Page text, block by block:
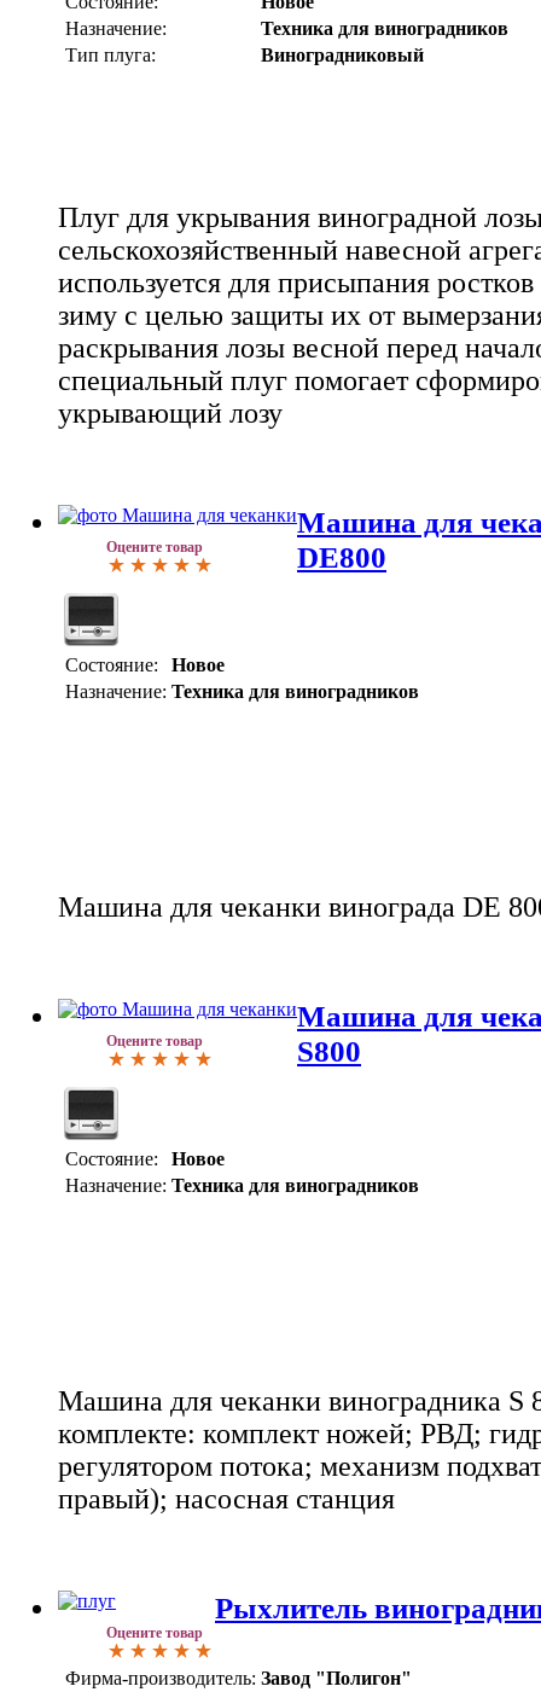
Назначение:
Техника для виноградников
Тип плуга:
Виноградниковый
Плуг для укрывания виноградной
сельскохозяйственный навесной
используется для присыпания
зиму с целью защиты их от
раскрывания лозы весной перед
специальный плуг помогает
укрывающий лозу
Оцените товар
Машина для
DE800
Состояние:
Новое
Назначение: Техника для виноградников
Машина для чеканки винограда DE
Оцените товар
Машина для
S800
Состояние:
Новое
Назначение: Техника для виноградников
Машина для чеканки виноградника S
комплекте: комплект ножей; РВД;
регулятором потока; механизм
правый); насосная станция
Оцените товар
Рыхлитель
Фирма-производитель: Завод "Полигон"